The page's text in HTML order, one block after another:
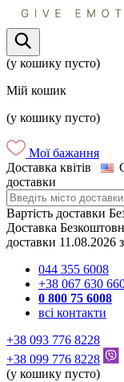
(у кошику пусто)
Мій кошик
(у кошику пусто)
Мої бажання
Доставка квітів
доставки
Вартість доставки
Доставка
доставки 11.08.2026 з
044 355 6008
+38 067 630
0 800 75 6008
всі контакти
+38 093 776 8228
+38 099 776 8228
(у кошику пусто)